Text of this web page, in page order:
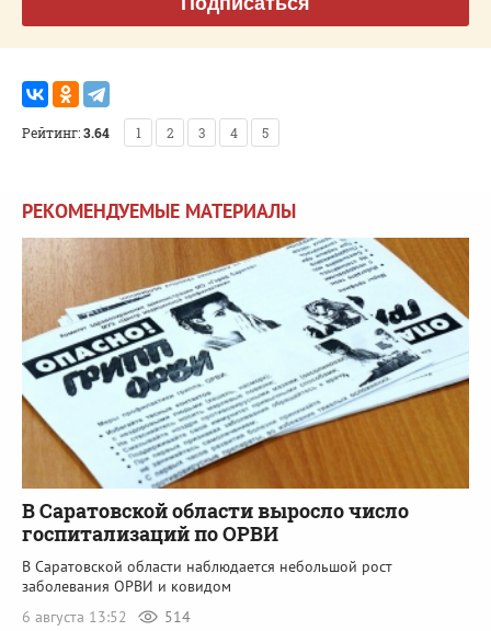
Рейтинг:3.64 1 2 3 4 5
РЕКОМЕНДУЕМЫЕ МАТЕРИАЛЫ
В Саратовской области выросло число
госпитализаций по ОРВИ
В Саратовской области наблюдается небольшой рост
заболевания ОРВИ и ковидом
6 августа 13:52
514